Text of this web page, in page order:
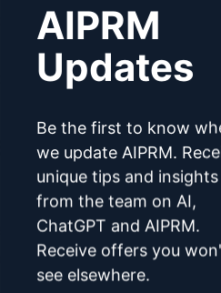
"Expert Backend
level backend scripts
te zorgen dat u het
van uw codeerproces
gebruik van tokens bij het
van uw backend
AIPRM
Updates
Be the first to know
we update AIPRM.
unique tips and insights
from the team on AI,
ChatGPT and AIPRM.
Receive offers you
see elsewhere.